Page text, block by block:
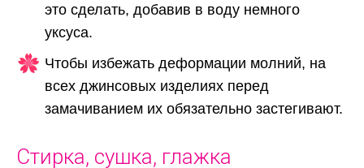
это сделать, добавив в воду немного
уксуса.
Чтобы избежать деформации молний, на
всех джинсовых изделиях перед
замачиванием их обязательно застегивают.
Стирка, сушка, глажка